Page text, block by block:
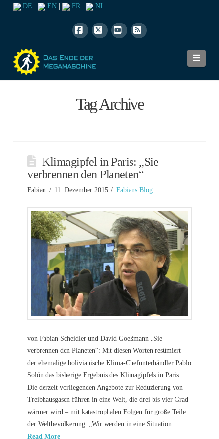
DE EN| FR| NL
Tag Archive
Klimagipfel in Paris: „Sie
verbrennen den Planeten“
Fabian 11. Dezember 2015 Fabians Blog
von Fabian Scheidler und David Goeßmann „Sie
verbrennen den Planeten“: Mit diesen Worten resümiert
der ehemalige bolivianische Klima-Chefunterhändler Pablo
Solón das bisherige Ergebnis des Klimagipfels in Paris.
Die derzeit vorliegenden Angebote zur Reduzierung von
Treibhausgasen führen in eine Welt, die drei bis vier Grad
wärmer wird – mit katastrophalen Folgen für große Teile
der Weltbevölkerung. „Wir werden in eine Situation …
Read More